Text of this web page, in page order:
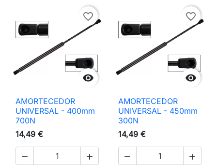

favorite_border
AMORTECEDOR
UNIVERSAL - 400mm
700N
14,49 €
 

favorite_border
AMORTECEDOR
UNIVERSAL - 450mm
300N
14,49 €
 